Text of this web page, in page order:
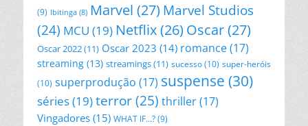
(9) Ibitinga (8) Marvel (27) Marvel Studios
(24) MCU (19) Netflix(26) Oscar(27)
Oscar 2022(11) Oscar 2023 (14) romance(17)
streaming (13) streamings(11) sucesso(10) super-heróis
(10) superprodução (17) suspense (30)
séries(19)terror(25) thriller(17)
Vingadores (15) WHAT IF...? (9)